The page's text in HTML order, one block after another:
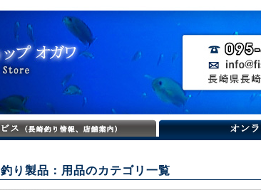
釣り製品：用品のカテゴリ一覧